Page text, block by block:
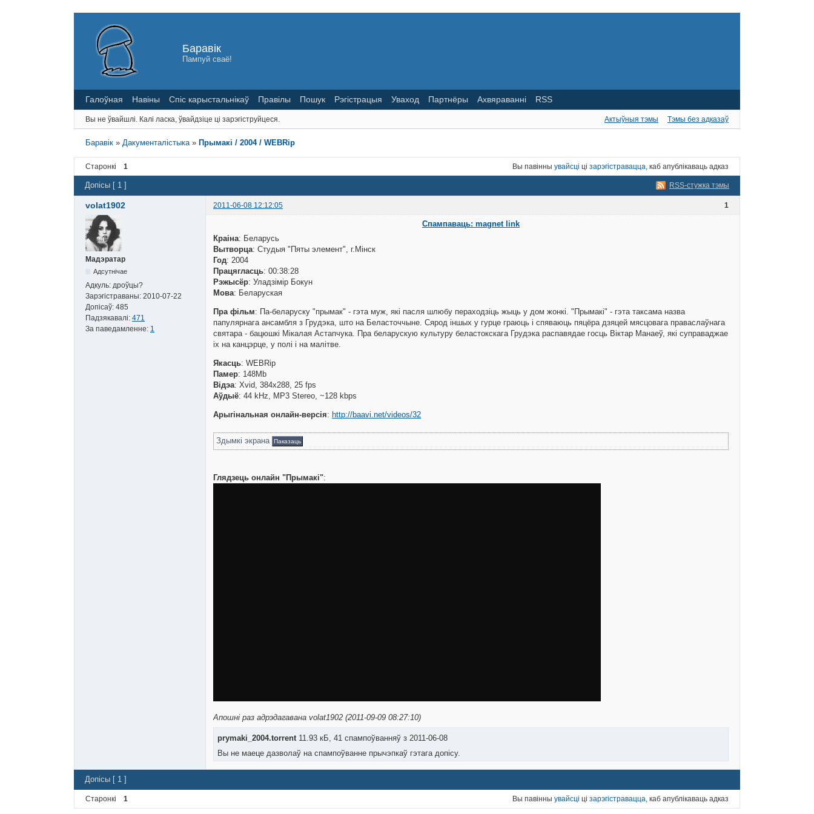
Баравік
Пампуй сваё!
Галоўная Навіны Спіс карыстальнікаў Правілы Пошук Рэгістрацыя Уваход Партнёры Ахвяраванні RSS
Вы не ўвайшлі. Калі ласка, ўвайдзіце ці зарэгіструйцеся. Актыўныя тэмы Тэмы без адказаў
Баравік » Дакументалістыка » Прымакі / 2004 / WEBRip
Старонкі 1 Вы павінны увайсці ці зарэгістравацца , каб апублікаваць адказ
RSS-стужка тэмы
Допісы [ 1 ]
1
volat1902 2011-06-08 12:12:05
Мадэратар
Адсутнічае
Адкуль: дроўцы?
Зарэгістраваны: 2010-07-22
Допісаў: 485
Падзякавалі: 471
За паведамленне: 1
Спампаваць: magnet link
Краіна: Беларусь
Вытворца: Студыя "Пяты элемент", г.Мінск
Год: 2004
Працягласць: 00:38:28
Рэжысёр: Уладзімір Бокун
Мова: Беларуская
Пра фільм: Па-беларуску "прымак" - гэта муж, які пасля шлюбу пераходзіць жыць у дом жонкі. "Прымакі" - гэта таксама назва
папулярнага ансамбля з Грудэка, што на Беласточчыне. Сярод іншых у гурце граюць і спяваюць пяцёра дзяцей мясцовага праваслаўнага
святара - бацюшкі Мікалая Астапчука. Пра беларускую культуру беластокскага Грудэка распавядае госць Віктар Манаеў, які суправаджае
іх на канцэрце, у полі і на малітве.
Якасць: WEBRip
Памер: 148Mb
Відэа: Xvid, 384x288, 25 fps
Аўдыё: 44 kHz, MP3 Stereo, ~128 kbps
Арыгінальная онлайн-версія: http://baavi.net/videos/32
Здымкі экрана Паказаць
Глядзець онлайн "Прымакі":
Апошні раз адрэдагавана volat1902 (2011-09-09 08:27:10)
prymaki_2004.torrent11.93 кБ, 41 спампоўванняў з 2011-06-08
Вы не маеце дазволаў на спампоўванне прычэпкаў гэтага допісу.
Допісы [ 1 ]
Старонкі 1 Вы павінны увайсці ці зарэгістравацца , каб апублікаваць адказ